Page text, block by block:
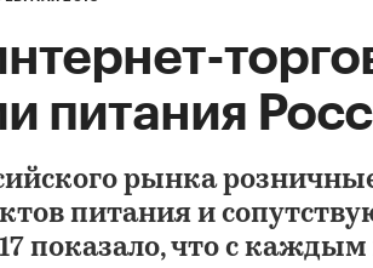
питания
рынка
питания и
показало, что с